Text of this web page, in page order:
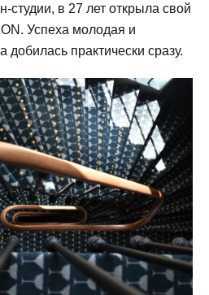
студии, в 27 лет открыла свой
Успеха молодая и
добилась практически сразу.